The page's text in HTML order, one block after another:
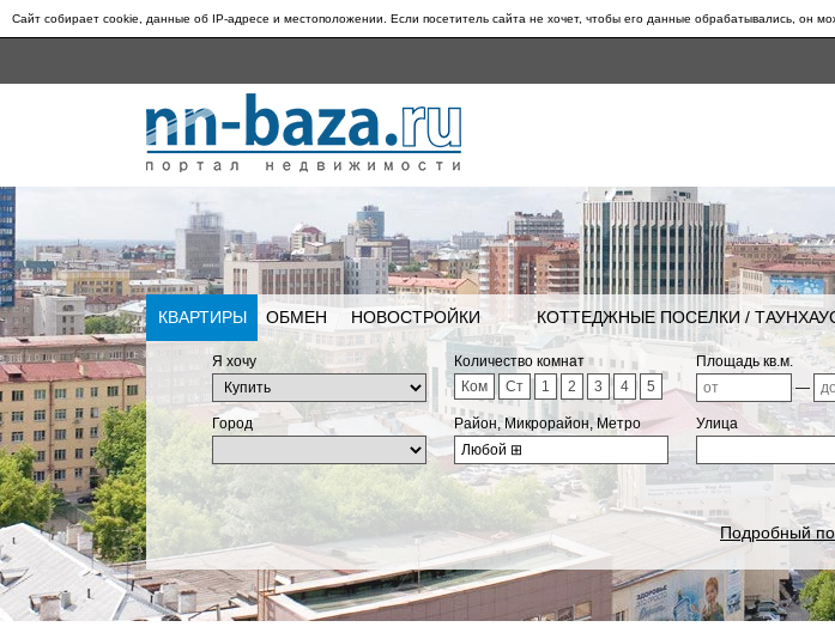
Сайт собирает cookie, данные об IP-адресе и местоположении. Если посетитель сайта не хочет, чтобы его данные обрабатывались, он
КВАРТИРЫ ОБМЕН НОВОСТРОЙКИ КОТТЕДЖНЫЕ ПОСЕЛКИ /
Я хочу
Количество комнат
Ком
Ст 1 2 3 4 5
Площадь кв.м.
—
Город
Район, Микрорайон, Метро
Любой ⊞
Улица
Подробный